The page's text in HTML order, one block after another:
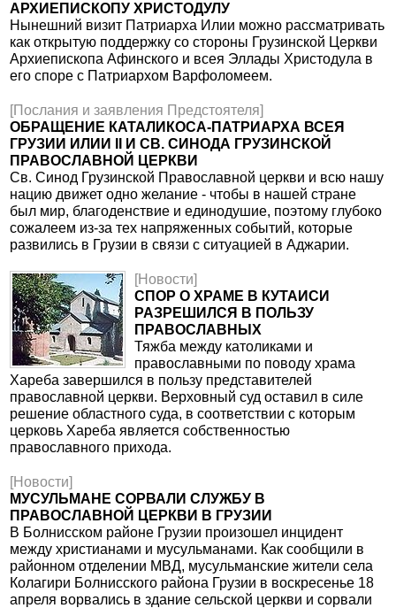
АРХИЕПИСКОПУ ХРИСТОДУЛУ
Нынешний визит Патриарха Илии можно рассматривать
как открытую поддержку со стороны Грузинской Церкви
Архиепископа Афинского и всея Эллады Христодула в
его споре с Патриархом Варфоломеем.
[Послания и заявления Предстоятеля]
ОБРАЩЕНИЕ КАТАЛИКОСА-ПАТРИАРХА ВСЕЯ
ГРУЗИИ ИЛИИ II И СВ. СИНОДА ГРУЗИНСКОЙ
ПРАВОСЛАВНОЙ ЦЕРКВИ
Св. Синод Грузинской Православной церкви и всю нашу
нацию движет одно желание - чтобы в нашей стране
был мир, благоденствие и единодушие, поэтому глубоко
сожалеем из-за тех напряженных событий, которые
развились в Грузии в связи с ситуацией в Аджарии.
[Новости]
СПОР О ХРАМЕ В КУТАИСИ
РАЗРЕШИЛСЯ В ПОЛЬЗУ
ПРАВОСЛАВНЫХ
Тяжба между католиками и
православными по поводу храма
Хареба завершился в пользу представителей
православной церкви. Верховный суд оставил в силе
решение областного суда, в соответствии с которым
церковь Хареба является собственностью
православного прихода.
[Новости]
МУСУЛЬМАНЕ СОРВАЛИ СЛУЖБУ В
ПРАВОСЛАВНОЙ ЦЕРКВИ В ГРУЗИИ
В Болнисском районе Грузии произошел инцидент
между христианами и мусульманами. Как сообщили в
районном отделении МВД, мусульманские жители села
Колагири Болнисского района Грузии в воскресенье 18
апреля ворвались в здание сельской церкви и сорвали